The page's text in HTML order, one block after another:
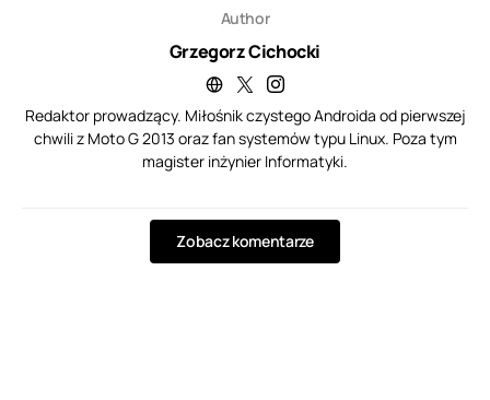
Author
Grzegorz Cichocki
Redaktor prowadzący. Miłośnik czystego Androida od pierwszej
chwili z Moto G 2013 oraz fan systemów typu Linux. Poza tym
magister inżynier Informatyki.
Zobacz komentarze